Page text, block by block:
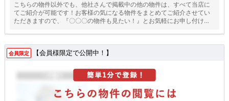
こちらの物件以外でも、他社さんで掲載中の他の物件は、すべて当店に
てご紹介が可能です！お客様の気になる物件をまとめてご紹介させてい
ただきますので、『〇〇〇の物件も見たい！』とお気軽にお申し付けく
会員限定 【会員様限定で公開中！】